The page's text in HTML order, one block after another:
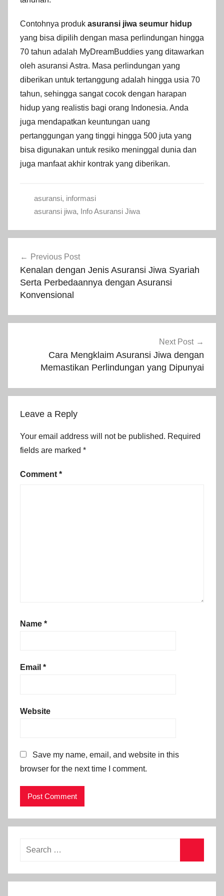
Contohnya produk asuransi jiwa seumur hidup
yang bisa dipilih dengan masa perlindungan hingga
70 tahun adalah MyDreamBuddies yang ditawarkan
oleh asuransi Astra. Masa perlindungan yang
diberikan untuk tertanggung adalah hingga usia 70
tahun, sehingga sangat cocok dengan harapan
hidup yang realistis bagi orang Indonesia. Anda
juga mendapatkan keuntungan uang
pertanggungan yang tinggi hingga 500 juta yang
bisa digunakan untuk resiko meninggal dunia dan
juga manfaat akhir kontrak yang diberikan.
asuransi, informasi
asuransi jiwa, Info Asuransi Jiwa
Previous Post
Kenalan dengan Jenis Asuransi Jiwa Syariah
Serta Perbedaannya dengan Asuransi
Konvensional
Next Post
Cara Mengklaim Asuransi Jiwa dengan
Memastikan Perlindungan yang Dipunyai
Leave a Reply
Your email address will not be published. Required
fields are marked *
Comment *
Name *
Email *
Website
Save my name, email, and website in this
browser for the next time I comment.